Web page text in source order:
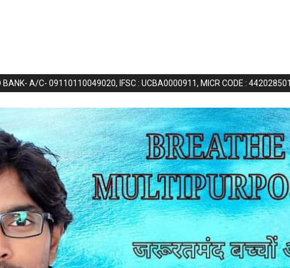
A/C- 09110110049020, IFSC : UCBA0000911, MICR CODE :